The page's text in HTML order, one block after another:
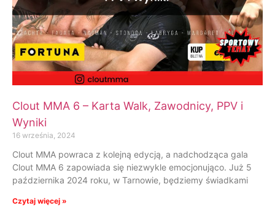
Clout MMA 6 – Karta Walk, Zawodnicy, PPV i
Wyniki
16 września, 2024
Clout MMA powraca z kolejną edycją, a nadchodząca gala
Clout MMA 6 zapowiada się niezwykle emocjonująco. Już 5
października 2024 roku, w Tarnowie, będziemy świadkami
Czytaj więcej »